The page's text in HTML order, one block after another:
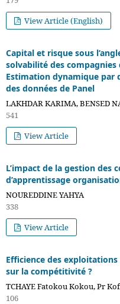
View Article (English)
Capital et risque sous
solvabilité des compagnies
Estimation dynamique par
des données de Panel
LAKHDAR KARIMA, BENSED
541
View Article
L’impact de la gestion des
d’apprentissage
NOUREDDINE YAHYA
338
View Article
Efficience des
sur la compétitivité ?
TCHAYE Fatokou Kokou, Pr
106